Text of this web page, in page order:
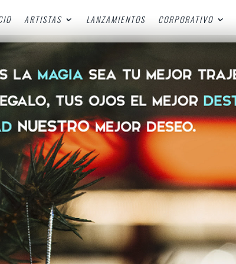
ARTISTAS LANZAMIENTOS CORPORATIVO